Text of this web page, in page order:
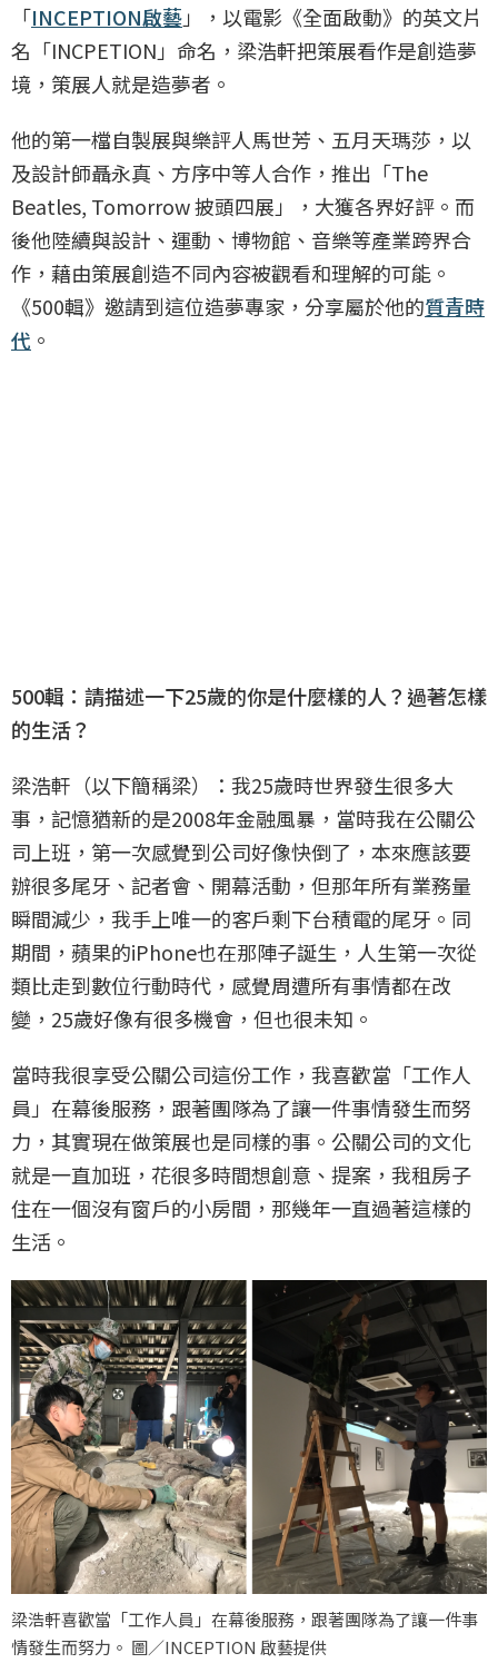
「INCEPTION啟藝」，以電影《全面啟動》的英文片
名「INCPETION」命名，梁浩軒把策展看作是創造夢
境，策展人就是造夢者。
他的第一檔自製展與樂評人馬世芳、五月天瑪莎，以
及設計師聶永真、方序中等人合作，推出「The
Beatles, Tomorrow 披頭四展」，大獲各界好評。而
後他陸續與設計、運動、博物館、音樂等產業跨界合
作，藉由策展創造不同內容被觀看和理解的可能。
《500輯》邀請到這位造夢專家，分享屬於他的質青時
代 。
500輯：請描述一下25歲的你是什麼樣的人？過著怎樣
的生活？
梁浩軒（以下簡稱梁）：我25歲時世界發生很多大
事，記憶猶新的是2008年金融風暴，當時我在公關公
司上班，第一次感覺到公司好像快倒了，本來應該要
辦很多尾牙、記者會、開幕活動，但那年所有業務量
瞬間減少，我手上唯一的客戶剩下台積電的尾牙。同
期間，蘋果的iPhone也在那陣子誕生，人生第一次從
類比走到數位行動時代，感覺周遭所有事情都在改
變，25歲好像有很多機會，但也很未知。
當時我很享受公關公司這份工作，我喜歡當「工作人
員」在幕後服務，跟著團隊為了讓一件事情發生而努
力，其實現在做策展也是同樣的事。公關公司的文化
就是一直加班，花很多時間想創意、提案，我租房子
住在一個沒有窗戶的小房間，那幾年一直過著這樣的
生活。
梁浩軒喜歡當「工作人員」在幕後服務，跟著團隊為了讓一件事
情發生而努力。 圖／INCEPTION 啟藝提供